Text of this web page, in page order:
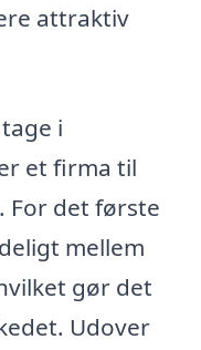
attraktiv
i
et firma til
For det første
mellem
gør det
Udover